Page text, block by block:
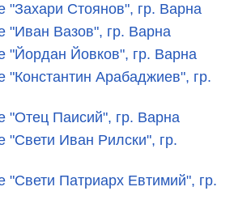
"Захари Стоянов", гр. Варна
"Иван Вазов", гр. Варна
"Йордан Йовков", гр. Варна
Арабаджиев", гр.
"Отец Паисий", гр. Варна
"Свети Иван Рилски", гр.
"Свети Патриарх Евтимий", гр.